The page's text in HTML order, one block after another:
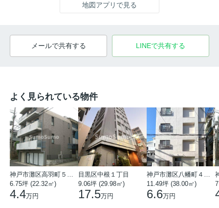
地図アプリで見る
メールで共有する LINEで共有する
よく見られている物件
6.75坪 (22.32㎡)
4.4万円
目黒区中根１丁目
9.06坪 (29.98㎡)
17.5万円
11.49坪 (38.00㎡)
6.6万円